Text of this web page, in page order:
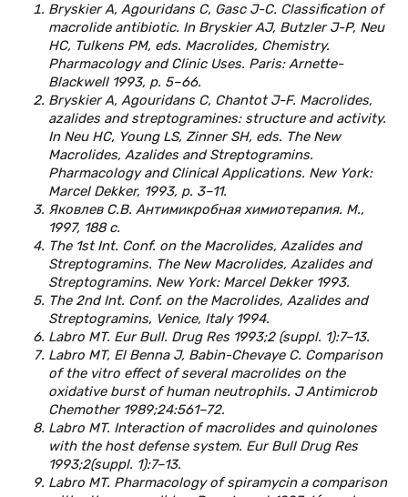
Bryskier A, Agouridans C, Gasc J-C. Classification of
macrolide antibiotic. In Bryskier AJ, Butzler J-P, Neu
HC, Tulkens PM, eds. Macrolides, Chemistry.
Pharmacology and Clinic Uses. Paris: Arnette-
Blackwell 1993, р. 5–66.
Bryskier A, Agouridans C, Chantot J-F. Macrolides,
azalides and streptogramines: structure and activity.
In Neu HC, Young LS, Zinner SH, eds. The New
Macrolides, Azalides and Streptogramins.
Pharmacology and Clinical Applications. New York:
Marcel Dekker, 1993, р. 3–11.
Яковлев С.В. Антимикробная химиотерапия. М.,
1997, 188 с.
The 1st Int. Conf. on the Macrolides, Azalides and
Streptogramins. The New Macrolides, Azalides and
Streptogramins. New York: Marcel Dekker 1993.
The 2nd Int. Conf. on the Macrolides, Azalides and
Streptogramins, Venice, Italy 1994.
Labro MT. Eur Bull. Drug Res 1993;2 (suppl. 1):7–13.
Labro MT, El Benna J, Babin-Chevaye C. Comparison
of the vitro effect of several macrolides on the
oxidative burst of human neutrophils. J Antimicrob
Chemother 1989;24:561–72.
Labro MT. Interaction of macrolides and quinolones
with the host defense system. Eur Bull Drug Res
1993;2(suppl. 1):7–13.
Labro MT. Pharmacology of spiramycin a comparison